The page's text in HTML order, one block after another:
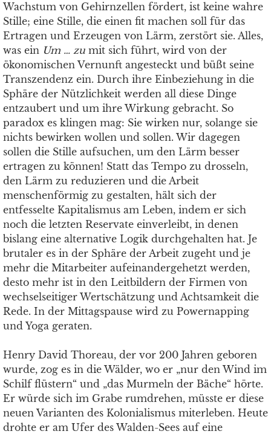
Wachstum von Gehirnzellen fördert, ist keine wahre
Stille; eine Stille, die einen fit machen soll für das
Ertragen und Erzeugen von Lärm, zerstört sie. Alles,
was ein Um … zu mit sich führt, wird von der
ökonomischen Vernunft angesteckt und büßt seine
Transzendenz ein. Durch ihre Einbeziehung in die
Sphäre der Nützlichkeit werden all diese Dinge
entzaubert und um ihre Wirkung gebracht. So
paradox es klingen mag: Sie wirken nur, solange sie
nichts bewirken wollen und sollen. Wir dagegen
sollen die Stille aufsuchen, um den Lärm besser
ertragen zu können! Statt das Tempo zu drosseln,
den Lärm zu reduzieren und die Arbeit
menschenförmig zu gestalten, hält sich der
entfesselte Kapitalismus am Leben, indem er sich
noch die letzten Reservate einverleibt, in denen
bislang eine alternative Logik durchgehalten hat. Je
brutaler es in der Sphäre der Arbeit zugeht und je
mehr die Mitarbeiter aufeinandergehetzt werden,
desto mehr ist in den Leitbildern der Firmen von
wechselseitiger Wertschätzung und Achtsamkeit die
Rede. In der Mittagspause wird zu Powernapping
und Yoga geraten.
Henry David Thoreau, der vor 200 Jahren geboren
wurde, zog es in die Wälder, wo er „nur den Wind im
Schilf flüstern“ und „das Murmeln der Bäche“ hörte.
Er würde sich im Grabe rumdrehen, müsste er diese
neuen Varianten des Kolonialismus miterleben. Heute
drohte er am Ufer des Walden-Sees auf eine